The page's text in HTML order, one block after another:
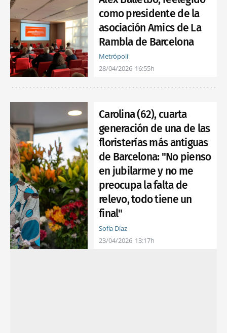
como presidente de la
asociación Amics de La
Rambla de Barcelona
Metrópoli
28/04/2026 16:55h
Carolina (62), cuarta
generación de una de las
floristerías más antiguas
de Barcelona: "No pienso
en jubilarme y no me
preocupa la falta de
relevo, todo tiene un
final"
Sofía Díaz
23/04/2026 13:17h